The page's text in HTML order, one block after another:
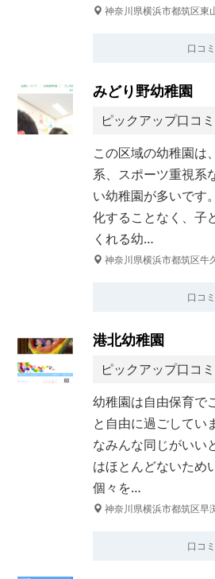
神奈川県横浜市都筑区東
口コ
みどり野幼稚園
ピックアップ口コミ
この区域の幼稚園は
系、スポーツ重視系
い幼稚園が多いです
化することなく、子
くれる幼…
神奈川県横浜市都筑区牛
口コ
港北幼稚園
ピックアップ口コミ
幼稚園は自由保育で
と自由に過ごしてい
なみんな同じがいい
はほとんどないため
個々を…
神奈川県横浜市都筑区早
口コ